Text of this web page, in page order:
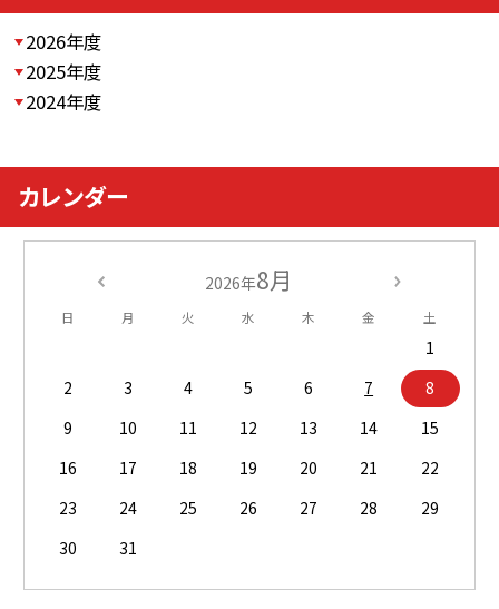
2026年度
2025年度
2024年度
カレンダー
2026年8月
日 月 火 水 木 金 土
1
2
3 4 5 6 7
8
9
10 11 12 13 14
15
16
17 18 19 20 21
22
23
24 25 26 27 28
29
30
31